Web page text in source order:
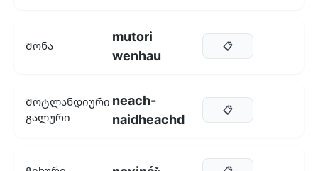
Შონა
mutori
wenhau
📋
Შოტლანდიური
გალური
neach-
naidheachd
📋